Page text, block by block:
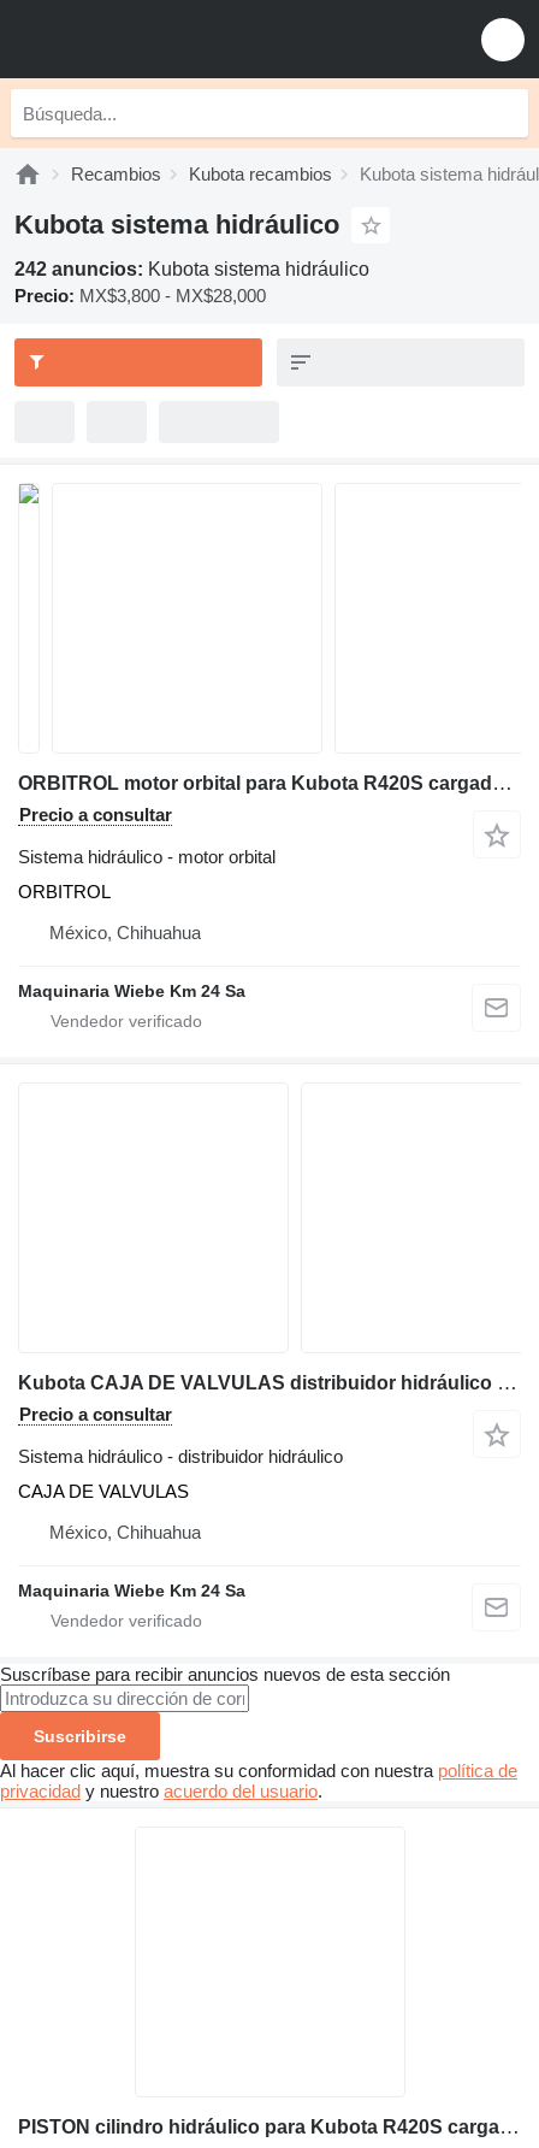
Recambios Kubota recambios Kubota sistema
Kubota sistema hidráulico
242 anuncios: Kubota sistema hidráulico
Precio: MX$3,800 - MX$28,000
ORBITROL motor orbital para Kubota R420S cargadora de ruedas
Precio a consultar
Sistema hidráulico - motor orbital
ORBITROL
México, Chihuahua
Maquinaria Wiebe Km 24 Sa
Kubota CAJA DE VALVULAS distribuidor hidráulico para Kubota R420S minicargadora
Precio a consultar
Sistema hidráulico - distribuidor hidráulico
CAJA DE VALVULAS
México, Chihuahua
Maquinaria Wiebe Km 24 Sa
Suscríbase para recibir anuncios nuevos de esta sección
Suscribirse
Al hacer clic aquí, muestra su conformidad con nuestra política de
privacidad y nuestro acuerdo del usuario.
PISTON cilindro hidráulico para Kubota R420S cargadora de ruedas